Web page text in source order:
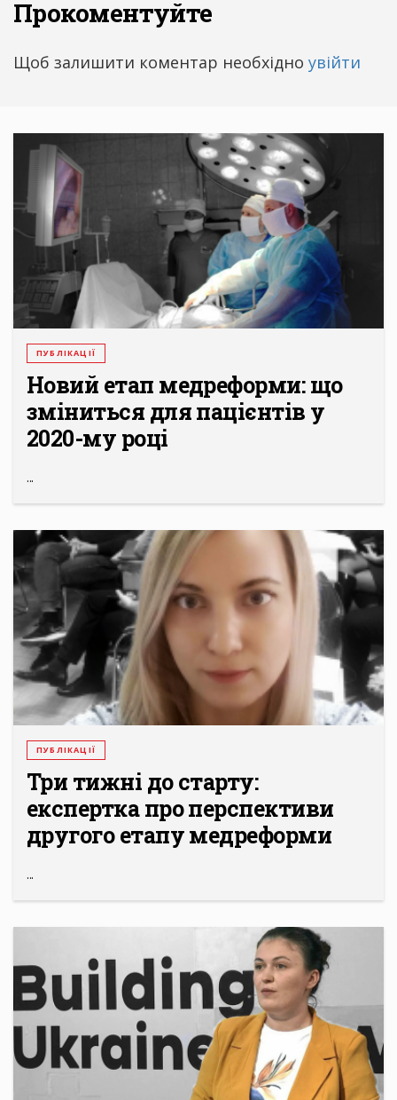
Прокоментуйте
Щоб залишити коментар необхідно увійти
ПУБЛІКАЦІЇ
Новий етап медреформи: що
зміниться для пацієнтів у
2020-му році
...
ПУБЛІКАЦІЇ
Три тижні до старту:
експертка про перспективи
другого етапу медреформи
...